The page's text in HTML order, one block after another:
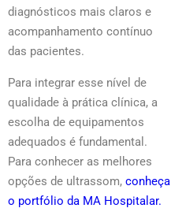
diagnósticos mais claros e
acompanhamento contínuo
das pacientes.
Para integrar esse nível de
qualidade à prática clínica, a
escolha de equipamentos
adequados é fundamental.
Para conhecer as melhores
opções de ultrassom, conheça
o portfólio da MA Hospitalar.